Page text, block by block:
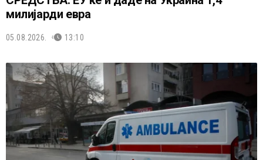
милијарди евра
05.08.2026. 13:10